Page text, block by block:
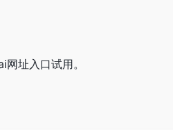
址入口试用。